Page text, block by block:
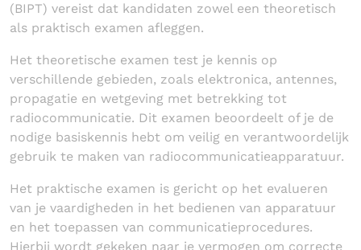
(BIPT) vereist dat kandidaten zowel een theoretisch
als praktisch examen afleggen.
Het theoretische examen test je kennis op
verschillende gebieden, zoals elektronica, antennes,
propagatie en wetgeving met betrekking tot
radiocommunicatie. Dit examen beoordeelt of je de
nodige basiskennis hebt om veilig en verantwoordelijk
gebruik te maken van radiocommunicatieapparatuur.
Het praktische examen is gericht op het evalueren
van je vaardigheden in het bedienen van apparatuur
en het toepassen van communicatieprocedures.
Hierbij wordt gekeken naar je vermogen om correcte